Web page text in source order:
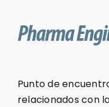
Punto de
relacionados con